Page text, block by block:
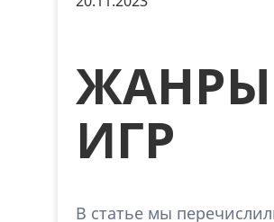
ИГР
В статье мы